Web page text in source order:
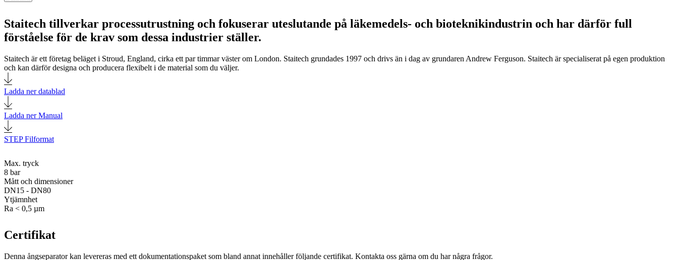
Staitech tillverkar processutrustning och fokuserar uteslutande på läkemedels- och bioteknikindustrin och har därför full
förståelse för de krav som dessa industrier ställer.
Staitech är ett företag beläget i Stroud, England, cirka ett par timmar väster om London. Staitech grundades 1997 och drivs än i dag av grundaren Andrew Ferguson. Staitech är specialiserat på egen produktion
och kan därför designa och producera flexibelt i de material som du väljer.
Ladda ner datablad
Ladda ner Manual
STEP Filformat
Max. tryck
8 bar
Mått och dimensioner
DN15 - DN80
Ytjämnhet
Ra < 0,5 µm
Certifikat
Denna ångseparator kan levereras med ett dokumentationspaket som bland annat innehåller följande certifikat. Kontakta oss gärna om du har några frågor.